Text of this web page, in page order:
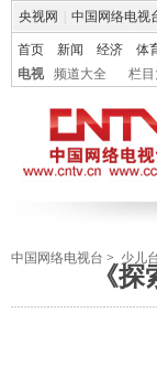
央视网 中国网络电视
首页 新闻 经济 体
电视
频道大全 栏目
中国网络电视台 > 少儿
《